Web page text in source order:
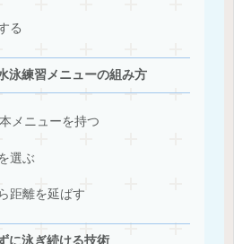
る
泳練習メニューの組み方
メニューを持つ
選ぶ
距離を延ばす
に泳ぎ続ける技術